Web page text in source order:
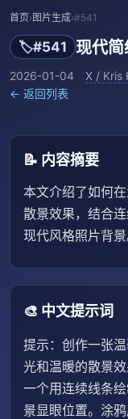
首页› 图片生成›#541
🏷️#541 现代
2026-01-04 X / Kris
← 返回列表
📝 内容摘要
本文介绍了如何
散景效果，结合
现代风格照片背
🎨 中文提示词
提示：创作一张
光和温暖的散景
一个用连续线条
景显眼位置。涂